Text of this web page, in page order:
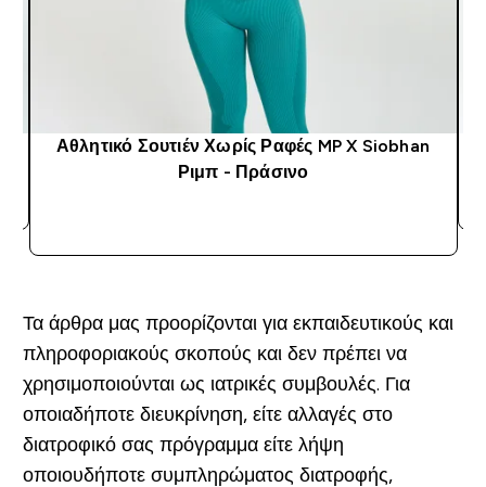
Αθλητικό Σουτιέν Χωρίς Ραφές MP X Siobhan
Ριμπ - Πράσινο
Τα άρθρα μας προορίζονται για εκπαιδευτικούς και
πληροφοριακούς σκοπούς και δεν πρέπει να
χρησιμοποιούνται ως ιατρικές συμβουλές. Για
οποιαδήποτε διευκρίνηση, είτε αλλαγές στο
διατροφικό σας πρόγραμμα είτε λήψη
οποιουδήποτε συμπληρώματος διατροφής,